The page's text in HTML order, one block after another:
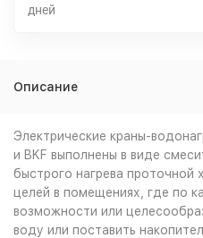
дней
Описание
Электрические краны-
и BKF выполнены в виде
быстрого нагрева
целей в помещениях, где по
возможности или
воду или поставить